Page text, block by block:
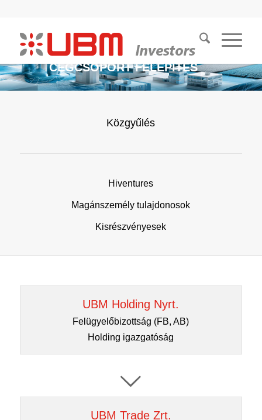
CÉGCSOPORT FELÉPÍTÉS
Közgyűlés
Hiventures
Magánszemély tulajdonosok
Kisrészvényesek
UBM Holding Nyrt.
Felügyelőbizottság (FB, AB)
Holding igazgatóság
UBM Trade Zrt.